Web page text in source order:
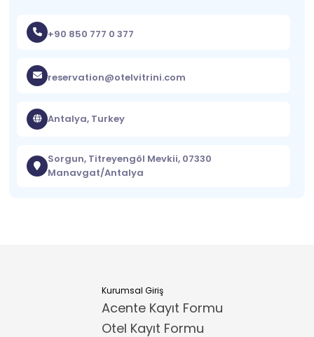
+90 850 777 0 377
reservation@otelvitrini.com
Antalya, Turkey
Sorgun, Titreyengöl Mevkii, 07330
Manavgat/Antalya
Kurumsal Giriş
Acente Kayıt Formu
Otel Kayıt Formu